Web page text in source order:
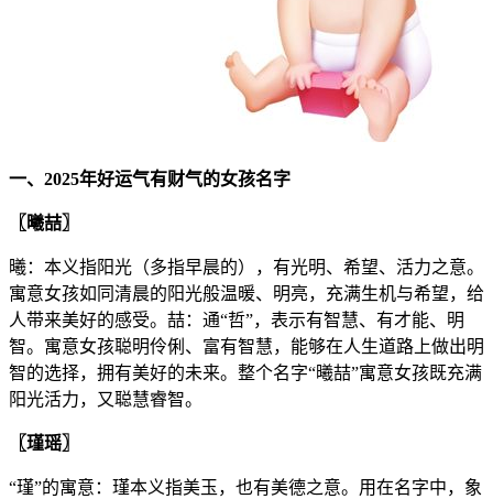
一、2025年好运气有财气的女孩名字
〖曦喆〗
曦：本义指阳光（多指早晨的），有光明、希望、活力之意。
寓意女孩如同清晨的阳光般温暖、明亮，充满生机与希望，给
人带来美好的感受。喆：通“哲”，表示有智慧、有才能、明
智。寓意女孩聪明伶俐、富有智慧，能够在人生道路上做出明
智的选择，拥有美好的未来。整个名字“曦喆”寓意女孩既充满
阳光活力，又聪慧睿智。
〖瑾瑶〗
“瑾”的寓意：瑾本义指美玉，也有美德之意。用在名字中，象